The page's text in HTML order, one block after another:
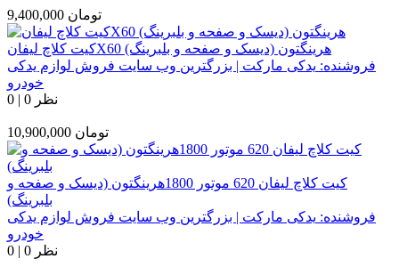
9,400,000 تومان
کیت کلاچ لیفانX60 هرینگتون (دیسک و صفحه و بلبرینگ)
فروشنده: یدکی مارکت | بزرگترین وب سایت فروش لوازم یدکی
خودرو
0 | 0 نظر
10,900,000 تومان
کیت کلاچ لیفان 620 موتور 1800هرینگتون (دیسک و صفحه و
بلبرینگ)
فروشنده: یدکی مارکت | بزرگترین وب سایت فروش لوازم یدکی
خودرو
0 | 0 نظر